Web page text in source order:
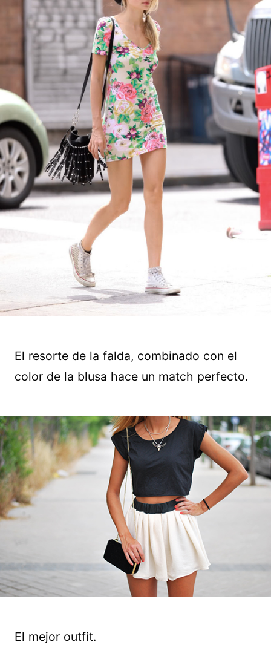
El resorte de la falda, combinado con el
color de la blusa hace un match perfecto.
El mejor outfit.